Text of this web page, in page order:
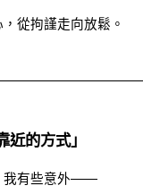
從拘謹走向放鬆。
的方式」
我有些意外——